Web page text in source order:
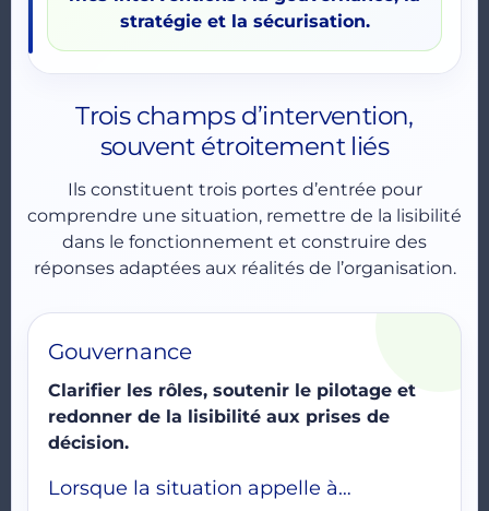
stratégie et la sécurisation.
Trois champs d’intervention,
souvent étroitement liés
Ils constituent trois portes d’entrée pour
comprendre une situation, remettre de la lisibilité
dans le fonctionnement et construire des
réponses adaptées aux réalités de l’organisation.
Gouvernance
Clarifier les rôles, soutenir le pilotage et
redonner de la lisibilité aux prises de
décision.
Lorsque la situation appelle à…